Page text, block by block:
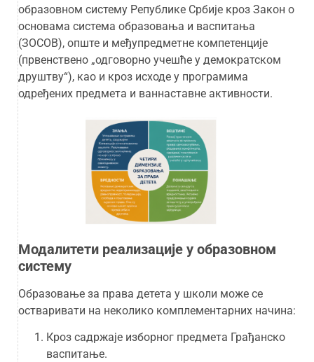
образовном систему Републике Србије кроз Закон о
основама система образовања и васпитања
(ЗОСОВ), опште и међупредметне компетенције
(првенствено „одговорно учешће у демократском
друштву“), као и кроз исходе у програмима
одређених предмета и ваннаставне активности.
Модалитети реализације у образовном
систему
Образовање за права детета у школи може се
остваривати на неколико комплементарних начина:
Кроз садржаје изборног предмета Грађанско
васпитање.